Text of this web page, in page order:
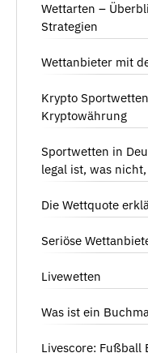
Wettarten –
Strategien
Wettanbieter mit
Krypto
Kryptowährung
Sportwetten in
legal ist, was
Die Wettquote
Seriöse
Livewetten
Was ist ein
Livescore: Fußball